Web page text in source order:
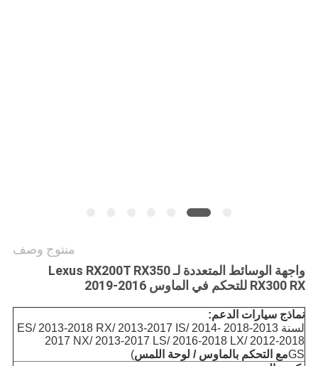
منتوج وصف
واجهة الوسائط المتعددة لـ Lexus RX200T RX350
RX300 RX للتحكم في الماوس 2016-2019
نماذج سيارات الدعم:
لسنة 2013-2018 ES/ 2013-2018 RX/ 2013-2017 IS/ 2014-
2017 NX/ 2013-2017 LS/ 2016-2018 LX/ 2012-2018
GSمع التحكم بالماوس / لوحة اللمس)